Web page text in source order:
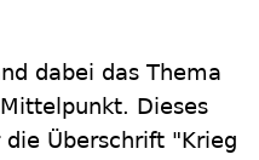
dabei das Thema
Dieses
die Überschrift "Krieg